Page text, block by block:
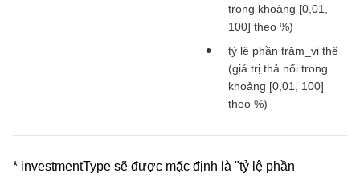
trong khoảng [0,01,
100] theo %)
tỷ lệ phần trăm_vị thế
(giá trị thả nổi trong
khoảng [0,01, 100]
theo %)
* investmentType sẽ được mặc định là "tỷ lệ phần